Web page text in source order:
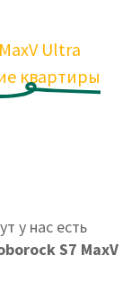
Ultra
квартиры
у нас есть
S7 MaxV